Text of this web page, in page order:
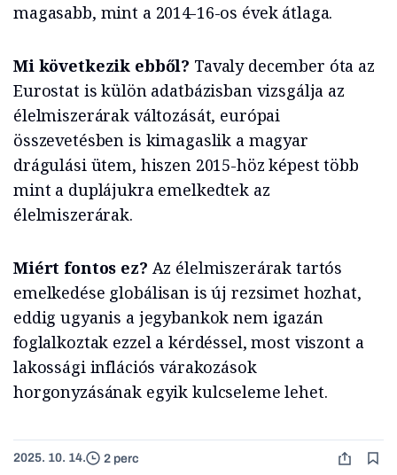
magasabb, mint a 2014-16-os évek átlaga.
Mi következik ebből? Tavaly december óta az
Eurostat is külön adatbázisban vizsgálja az
élelmiszerárak változását, európai
összevetésben is kimagaslik a magyar
drágulási ütem, hiszen 2015-höz képest több
mint a duplájukra emelkedtek az
élelmiszerárak.
Miért fontos ez? Az élelmiszerárak tartós
emelkedése globálisan is új rezsimet hozhat,
eddig ugyanis a jegybankok nem igazán
foglalkoztak ezzel a kérdéssel, most viszont a
lakossági inflációs várakozások
horgonyzásának egyik kulcseleme lehet.
2025. 10. 14. 2 perc